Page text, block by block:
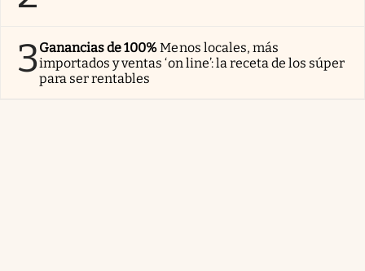
3Ganancias de 100%Menos locales, más
importados y ventas ‘on line’: la receta de los súper
para ser rentables